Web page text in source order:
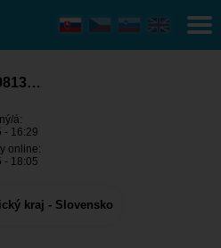
á:
- 16:29
online:
- 18:05
kraj - Slovensko